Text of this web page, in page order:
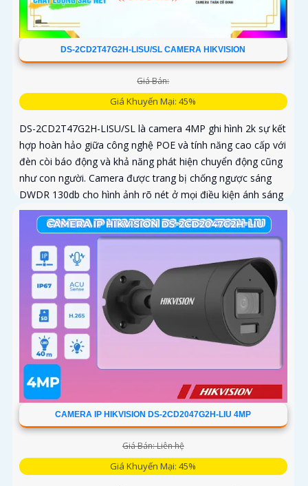
DS-2CD2T47G2H-LISU/SL CAMERA HIKVISION
Giá Bán:
Giá Khuyến Mại: 45%
DS-2CD2T47G2H-LISU/SL là camera 4MP ghi hình 2k sự kết
hợp hoàn hảo giữa công nghệ POE và tính năng cao cấp với
đèn còi báo động và khả năng phát hiện chuyển động cũng
như con người. Camera được trang bị chống ngược sáng
DWDR 130db cho hình ảnh rõ nét ở mọi điều kiện ánh sáng
CAMERA IP HIKVISION DS-2CD2047G2H-LIU 4MP
Giá Bán: Liên hệ
Giá Khuyến Mại: 45%